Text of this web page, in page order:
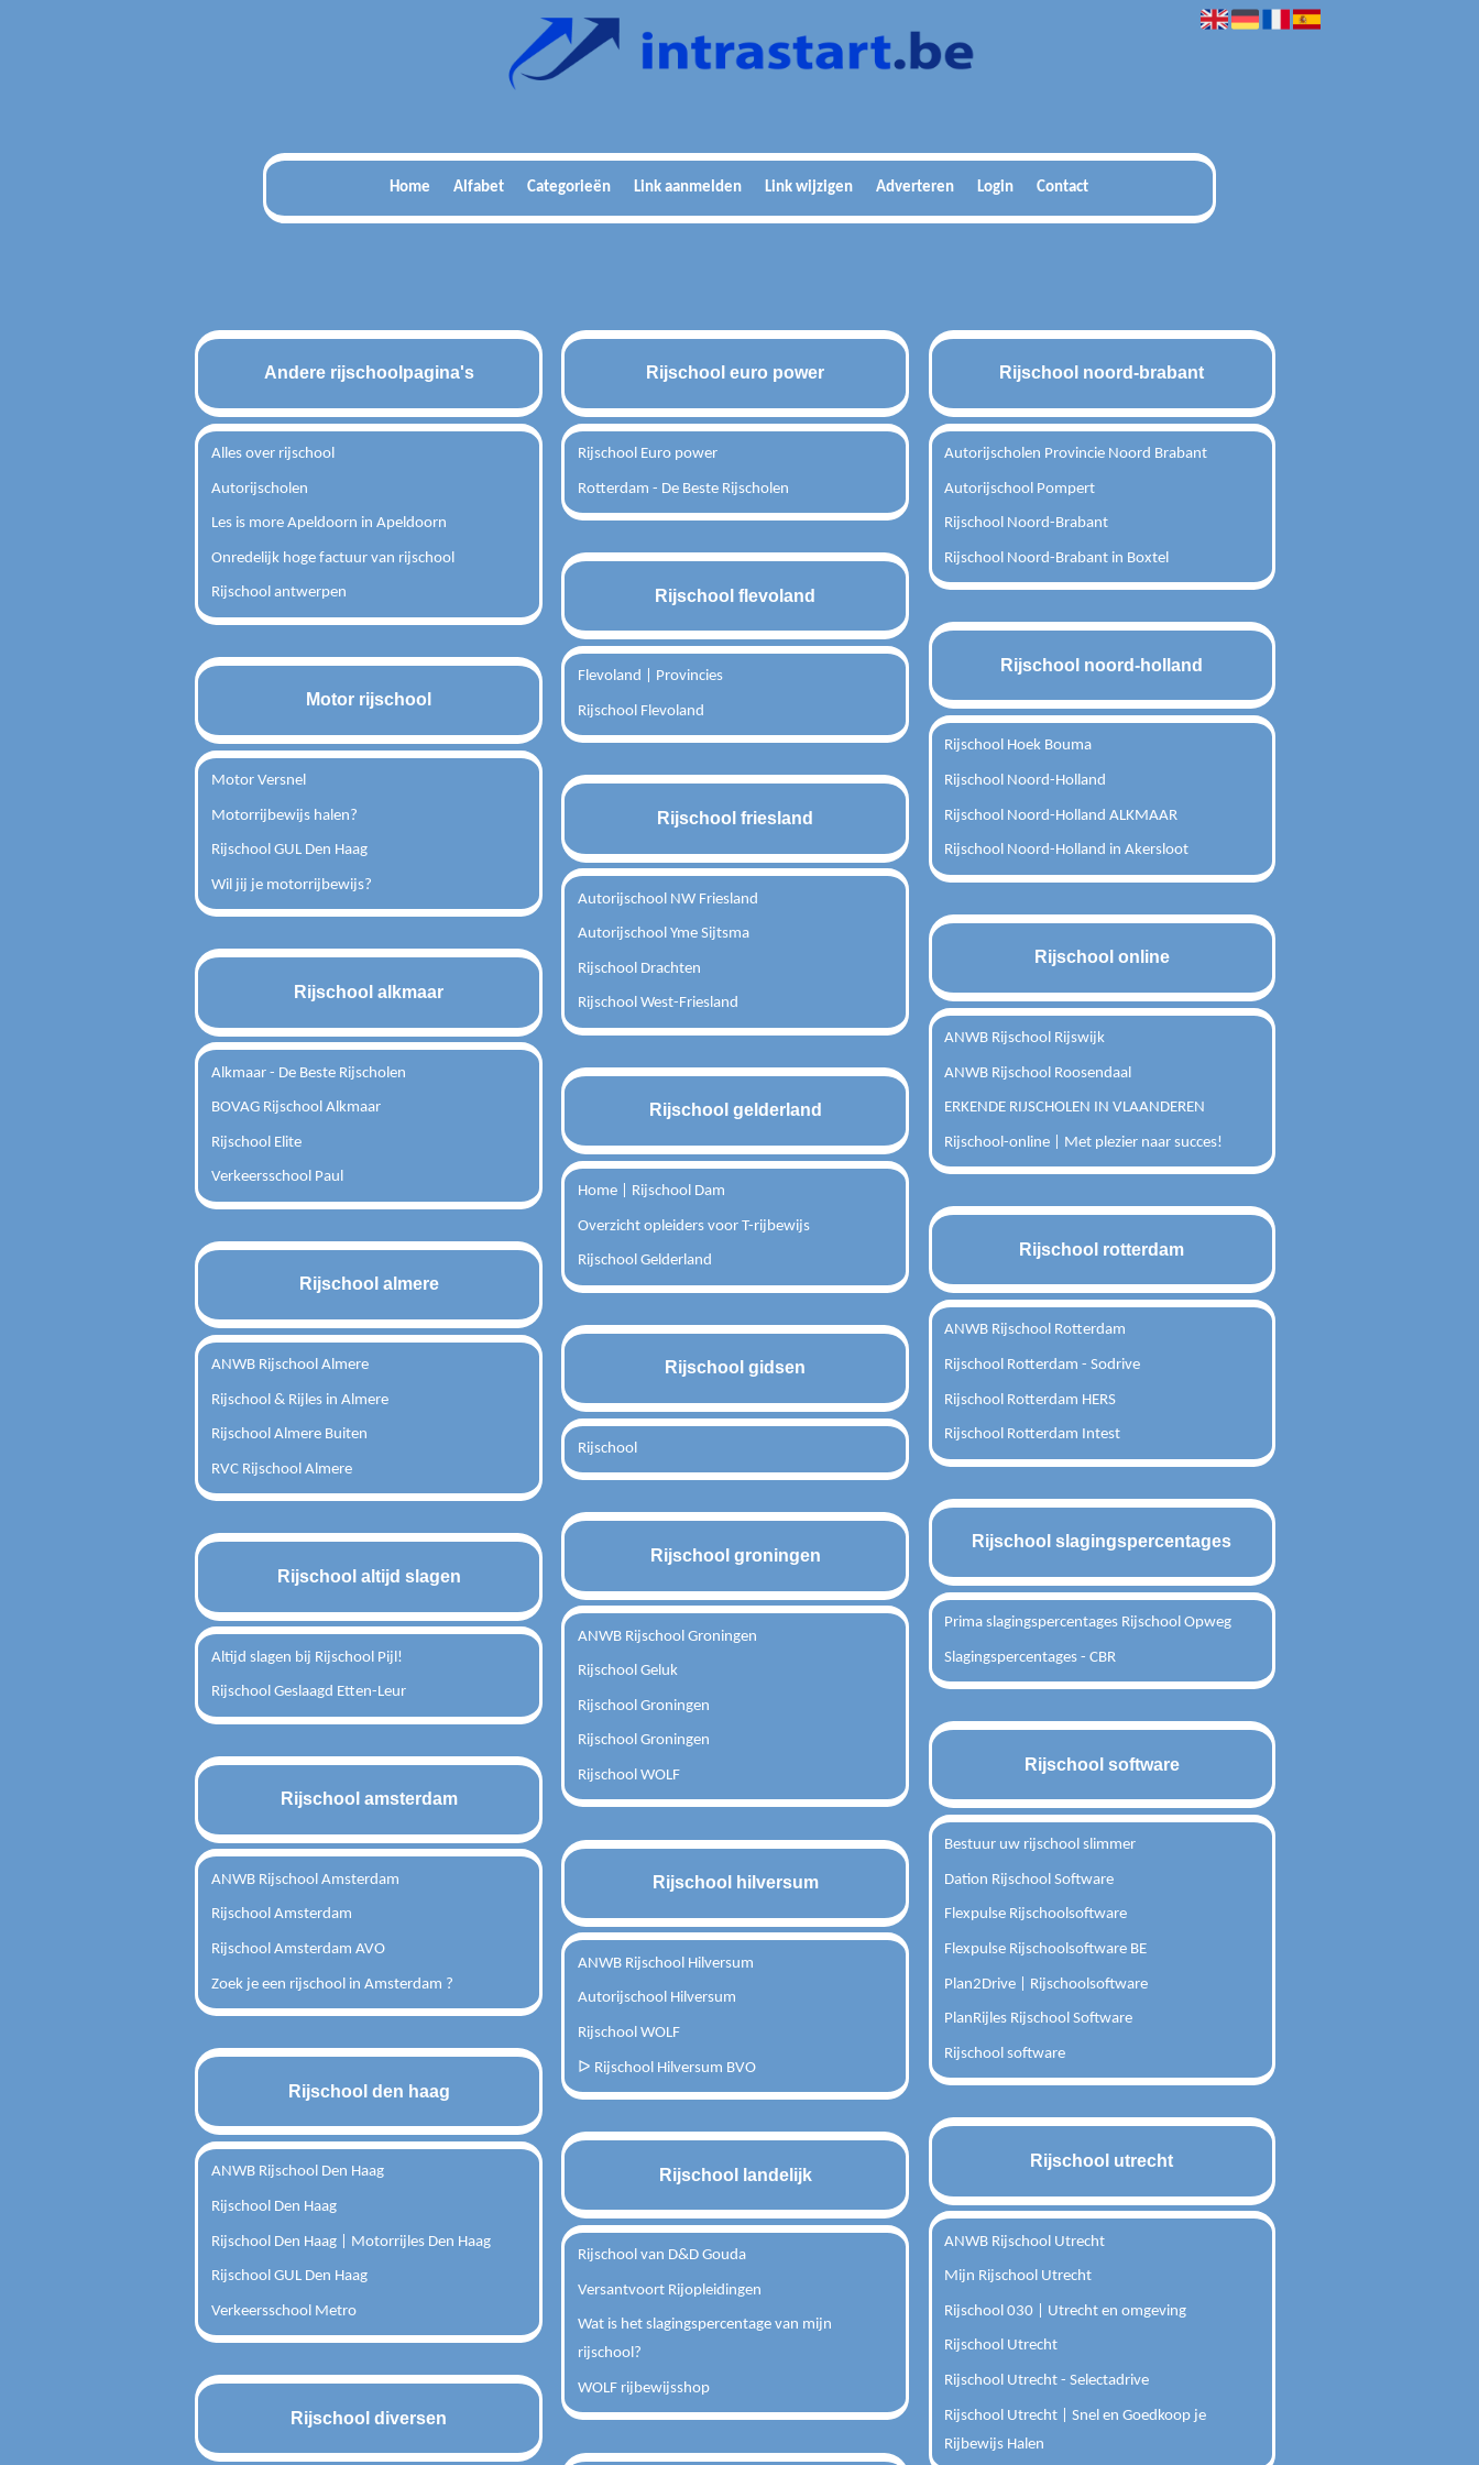
Home Alfabet Categorieën Link aanmelden Link wijzigen Adverteren Login Contact
Andere rijschoolpagina's
Alles over rijschool
Autorijscholen
Les is more Apeldoorn in Apeldoorn
Onredelijk hoge factuur van rijschool
Rijschool antwerpen
Motor rijschool
Motor Versnel
Motorrijbewijs halen?
Rijschool GUL Den Haag
Wil jij je motorrijbewijs?
Rijschool alkmaar
Alkmaar - De Beste Rijscholen
BOVAG Rijschool Alkmaar
Rijschool Elite
Verkeersschool Paul
Rijschool almere
ANWB Rijschool Almere
Rijschool & Rijles in Almere
Rijschool Almere Buiten
RVC Rijschool Almere
Rijschool altijd slagen
Altijd slagen bij Rijschool Pijl!
Rijschool Geslaagd Etten-Leur
Rijschool amsterdam
ANWB Rijschool Amsterdam
Rijschool Amsterdam
Rijschool Amsterdam AVO
Zoek je een rijschool in Amsterdam ?
Rijschool den haag
ANWB Rijschool Den Haag
Rijschool Den Haag
Rijschool Den Haag | Motorrijles Den Haag
Rijschool GUL Den Haag
Verkeersschool Metro
Rijschool diversen
Rijschool euro power
Rijschool Euro power
Rotterdam - De Beste Rijscholen
Rijschool flevoland
Flevoland | Provincies
Rijschool Flevoland
Rijschool friesland
Autorijschool NW Friesland
Autorijschool Yme Sijtsma
Rijschool Drachten
Rijschool West-Friesland
Rijschool gelderland
Home | Rijschool Dam
Overzicht opleiders voor T-rijbewijs
Rijschool Gelderland
Rijschool gidsen
Rijschool
Rijschool groningen
ANWB Rijschool Groningen
Rijschool Geluk
Rijschool Groningen
Rijschool Groningen
Rijschool WOLF
Rijschool hilversum
ANWB Rijschool Hilversum
Autorijschool Hilversum
Rijschool WOLF
ᐅ Rijschool Hilversum BVO
Rijschool landelijk
Rijschool van D&D Gouda
Versantvoort Rijopleidingen
Wat is het slagingspercentage van mijn
rijschool?
WOLF rijbewijsshop
Rijschool noord-brabant
Autorijscholen Provincie Noord Brabant
Autorijschool Pompert
Rijschool Noord-Brabant
Rijschool Noord-Brabant in Boxtel
Rijschool noord-holland
Rijschool Hoek Bouma
Rijschool Noord-Holland
Rijschool Noord-Holland ALKMAAR
Rijschool Noord-Holland in Akersloot
Rijschool online
ANWB Rijschool Rijswijk
ANWB Rijschool Roosendaal
ERKENDE RIJSCHOLEN IN VLAANDEREN
Rijschool-online | Met plezier naar succes!
Rijschool rotterdam
ANWB Rijschool Rotterdam
Rijschool Rotterdam - Sodrive
Rijschool Rotterdam HERS
Rijschool Rotterdam Intest
Rijschool slagingspercentages
Prima slagingspercentages Rijschool Opweg
Slagingspercentages - CBR
Rijschool software
Bestuur uw rijschool slimmer
Dation Rijschool Software
Flexpulse Rijschoolsoftware
Flexpulse Rijschoolsoftware BE
Plan2Drive | Rijschoolsoftware
PlanRijles Rijschool Software
Rijschool software
Rijschool utrecht
ANWB Rijschool Utrecht
Mijn Rijschool Utrecht
Rijschool 030 | Utrecht en omgeving
Rijschool Utrecht
Rijschool Utrecht - Selectadrive
Rijschool Utrecht | Snel en Goedkoop je
Rijbewijs Halen